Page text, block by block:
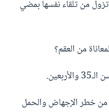
من تلقاء نفسها بمضي
من العقم؟
من خطر الإجهاض والحمل